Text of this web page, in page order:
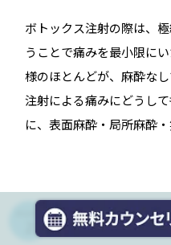
ボトックス注射の際は、
うことで痛みを最小限に
様のほとんどが、麻酔な
注射による痛みにどうし
に、表面麻酔・局所麻酔
施術時間が短い